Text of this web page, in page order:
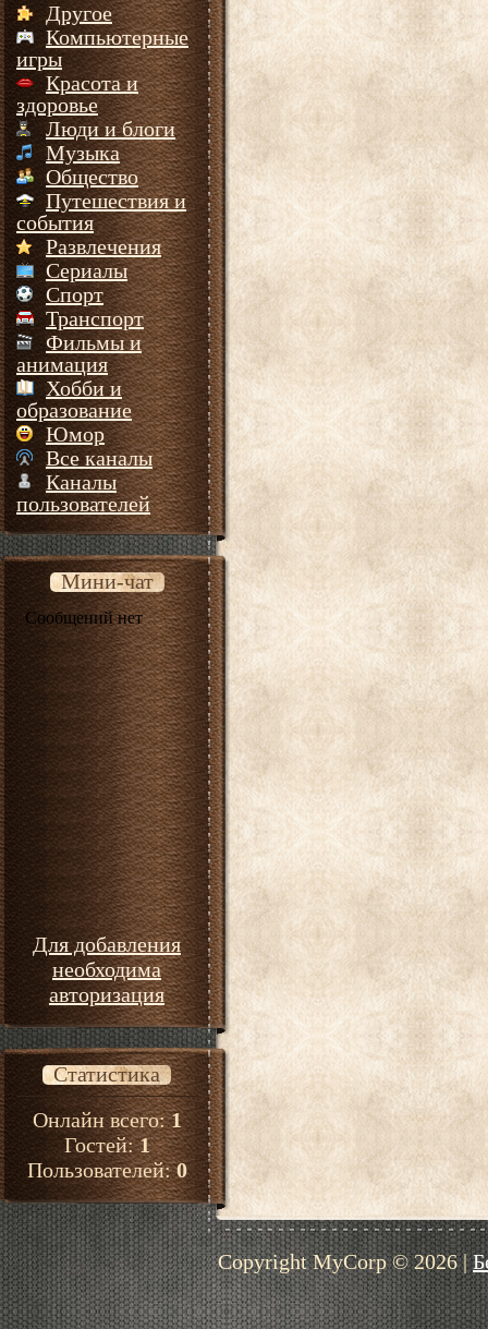
Другое
Компьютерные
игры
Красота и
здоровье
Люди и блоги
Музыка
Общество
Путешествия и
события
Развлечения
Сериалы
Спорт
Транспорт
Фильмы и
анимация
Хобби и
образование
Юмор
Все каналы
Каналы
пользователей
Мини-чат
Для добавления
необходима
авторизация
Статистика
Онлайн всего:1
Гостей:1
Пользователей:0
Copyright MyCorp © 2026|